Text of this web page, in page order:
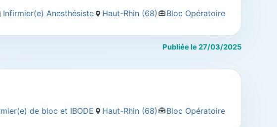
Infirmier(e) Anesthésiste Haut-Rhin (68) Bloc Opératoire
Publiée le 27/03/2025
de bloc et IBODE Haut-Rhin (68) Bloc Opératoire